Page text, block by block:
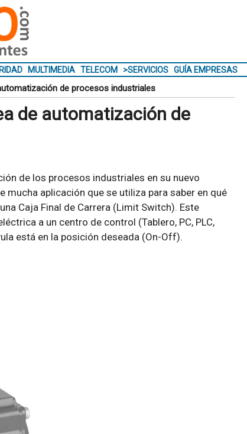
MULTIMEDIA TELECOM >SERVICIOS GUÍA EMPRESAS
de procesos industriales
de automatización de
de los procesos industriales en su nuevo
aplicación que se utiliza para saber en qué
Caja Final de Carrera (Limit Switch). Este
a un centro de control (Tablero, PC, PLC,
está en la posición deseada (On-Off).